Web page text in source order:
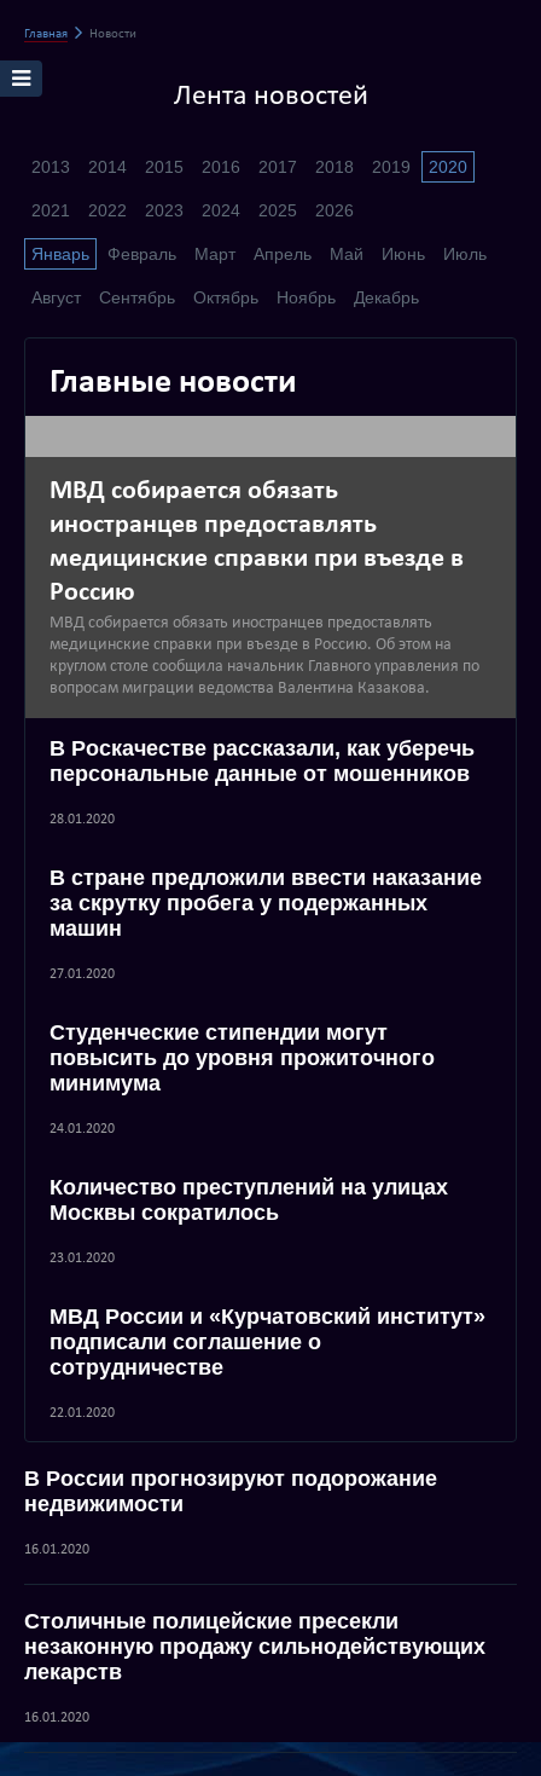
Главная Новости
Лента новостей
2013 2014 2015 2016 2017 2018 2019 2020
2021 2022 2023 2024 2025 2026
Январь Февраль Март Апрель Май Июнь Июль
Август Сентябрь Октябрь Ноябрь Декабрь
Главные новости
МВД собирается обязать
иностранцев предоставлять
медицинские справки при въезде в
Россию
МВД собирается обязать иностранцев предоставлять
медицинские справки при въезде в Россию. Об этом на
круглом столе сообщила начальник Главного управления по
вопросам миграции ведомства Валентина Казакова.
В Роскачестве рассказали, как уберечь
персональные данные от мошенников
28.01.2020
В стране предложили ввести наказание
за скрутку пробега у подержанных
машин
27.01.2020
Студенческие стипендии могут
повысить до уровня прожиточного
минимума
24.01.2020
Количество преступлений на улицах
Москвы сократилось
23.01.2020
МВД России и «Курчатовский институт»
подписали соглашение о
сотрудничестве
22.01.2020
В России прогнозируют подорожание
недвижимости
16.01.2020
Столичные полицейские пресекли
незаконную продажу сильнодействующих
лекарств
16.01.2020